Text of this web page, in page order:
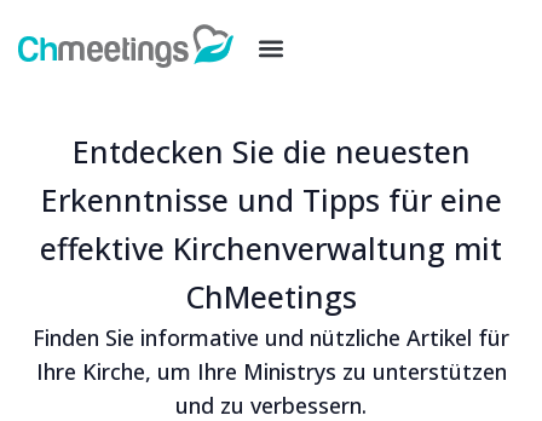
Entdecken Sie die neuesten
Erkenntnisse und Tipps für eine
effektive Kirchenverwaltung mit
ChMeetings
Finden Sie informative und nützliche Artikel für
Ihre Kirche, um Ihre Ministrys zu unterstützen
und zu verbessern.